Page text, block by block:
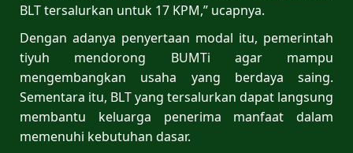
BLT tersalurkan untuk 17 KPM,” ucapnya.
Dengan adanya penyertaan modal itu, pemerintah
tiyuh mendorong BUMTi agar mampu
mengembangkan usaha yang berdaya saing.
Sementara itu, BLT yang tersalurkan dapat langsung
membantu keluarga penerima manfaat dalam
memenuhi kebutuhan dasar.